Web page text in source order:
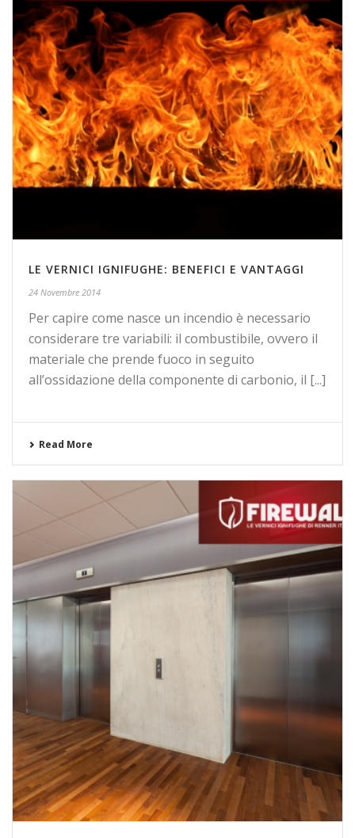
LE VERNICI IGNIFUGHE: BENEFICI E VANTAGGI
24 Novembre 2014
Per capire come nasce un incendio è necessario
considerare tre variabili: il combustibile, ovvero il
materiale che prende fuoco in seguito
all’ossidazione della componente di carbonio, il [...]
Read More